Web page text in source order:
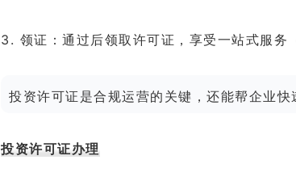
3. 领证：通过后领取许可证，享受一站式服务
投资许可证是合规运营的关键，还能帮企业快
投资许可证办理